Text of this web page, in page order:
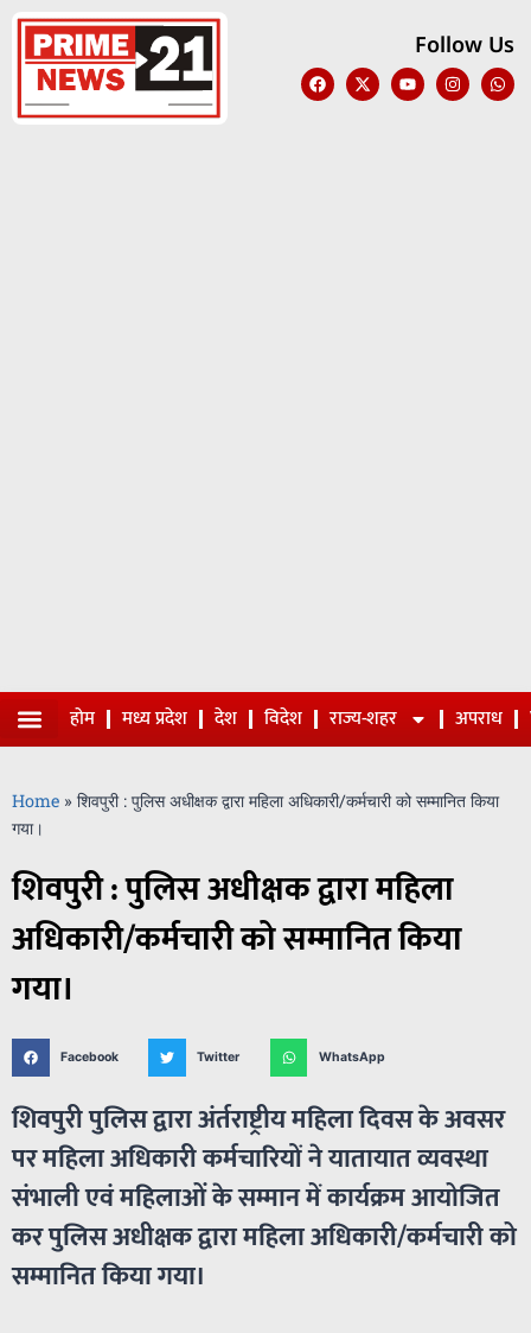
Follow Us
होम मध्य प्रदेश देश विदेश राज्य-शहर अपराध
Home » शिवपुरी : पुलिस अधीक्षक द्वारा महिला अधिकारी/कर्मचारी को सम्मानित किया
गया।
शिवपुरी : पुलिस अधीक्षक द्वारा महिला
अधिकारी/कर्मचारी को सम्मानित किया
गया।
Facebook Twitter WhatsApp
शिवपुरी पुलिस द्वारा अंर्तराष्ट्रीय महिला दिवस के अवसर
पर महिला अधिकारी कर्मचारियों ने यातायात व्यवस्था
संभाली एवं महिलाओं के सम्मान में कार्यक्रम आयोजित
कर पुलिस अधीक्षक द्वारा महिला अधिकारी/कर्मचारी को
सम्मानित किया गया।